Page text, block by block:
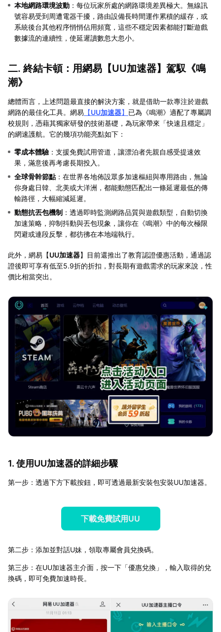
本地網路環境波動 ：每位玩家所處的網路環境差異極大。無線訊
號容易受到周遭電器干擾，路由設備長時間運作累積的緩存，或
系統後台其他程序悄悄佔用頻寬，這些不穩定因素都能打斷遊戲
數據流的連續性，使延遲讀數忽大忽小。
二. 終結卡頓：用網易【UU加速器】駕馭《鳴
潮》
總體而言，上述問題最直接的解決方案，就是借助一款專注於遊戲
網路的最佳化工具。網易 【UU加速器】 已為《鳴潮》適配了專屬調
校規則，憑藉其獨家研發的技術基礎，為玩家帶來「快速且穩定」
的網速護航。它的幾項功能亮點如下：
零成本體驗 ：支援免費試用管道，讓漂泊者先親自感受提速效
果，滿意後再考慮長期投入。
全球骨幹節點：在世界各地佈設眾多加速樞紐與專用路由，無論
你身處日韓、北美或大洋洲，都能動態匹配出一條延遲最低的傳
輸路徑，大幅縮減延遲。
動態抗丟包機制 ：透過即時監測網路品質與遊戲類型，自動切換
加速策略，抑制抖動與丟包現象，讓你在《鳴潮》中的每次極限
閃避或連段反擊，都彷彿在本地端執行。
此外，網易【UU加速器】目前還推出了教育認證優惠活動，通過認
證後即可享有低至5.9折的折扣，對長期有遊戲需求的玩家來說，性
價比相當突出。
1. 使用UU加速器的詳細步驟
第一步：透過下方下載按鈕，即可透過最新安裝包安裝UU加速器。
下載免費試用UU
第二步：添加並對話U妹，領取專屬會員兌換碼。
第三步：在UU加速器主介面，按一下「優惠兌換」，輸入取得的兌
換碼，即可免費加速時長。